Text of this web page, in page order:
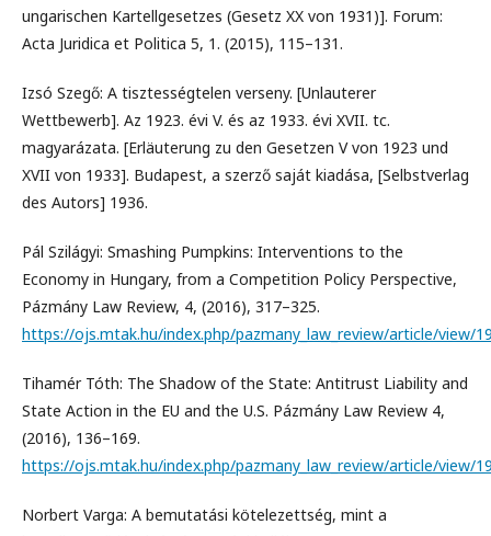
ungarischen Kartellgesetzes (Gesetz XX von 1931)]. Forum:
Acta Juridica et Politica 5, 1. (2015), 115–131.
Izsó Szegő: A tisztességtelen verseny. [Unlauterer
Wettbewerb]. Az 1923. évi V. és az 1933. évi XVII. tc.
magyarázata. [Erläuterung zu den Gesetzen V von 1923 und
XVII von 1933]. Budapest, a szerző saját kiadása, [Selbstverlag
des Autors] 1936.
Pál Szilágyi: Smashing Pumpkins: Interventions to the
Economy in Hungary, from a Competition Policy Perspective,
Pázmány Law Review, 4, (2016), 317–325.
https://ojs.mtak.hu/index.php/pazmany_law_review/article/view/
Tihamér Tóth: The Shadow of the State: Antitrust Liability and
State Action in the EU and the U.S. Pázmány Law Review 4,
(2016), 136–169.
https://ojs.mtak.hu/index.php/pazmany_law_review/article/view/
Norbert Varga: A bemutatási kötelezettség, mint a